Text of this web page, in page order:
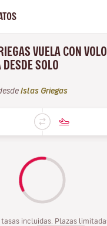
VUELA CON
DESDE SOLO
Islas Griegas
incluidas. Plazas